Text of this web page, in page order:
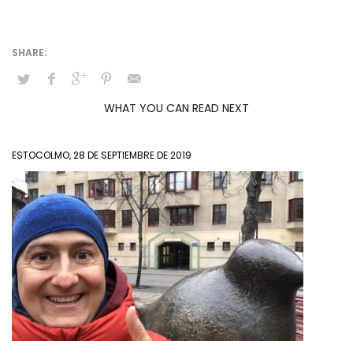
WHAT YOU CAN READ NEXT
ESTOCOLMO, 28 DE SEPTIEMBRE DE 2019